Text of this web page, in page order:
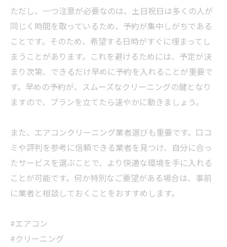
ただし、一つ注意が必要なのは、土日祝日は多くの人が
同じく時間を取っているため、予約が集中しがちである
ことです。そのため、希望する日時がすぐに埋まってし
まうことがあります。これを避けるためには、予定が決
まり次第、できるだけ早めに予約を入れることが重要で
す。早めの予約が、スムーズなクリーニングの鍵となり
ますので、プランを立てたら速やかに動きましょう。
また、エアコンクリーニング業者選びも重要です。口コ
ミや評判を参考に信頼できる業者を見つけ、自分に合っ
たサービスを選ぶことで、より快適な環境を手に入れる
ことが可能です。何か特別なご要望がある場合は、事前
に業者と相談しておくことをおすすめします。
#エアコン
#クリーニング